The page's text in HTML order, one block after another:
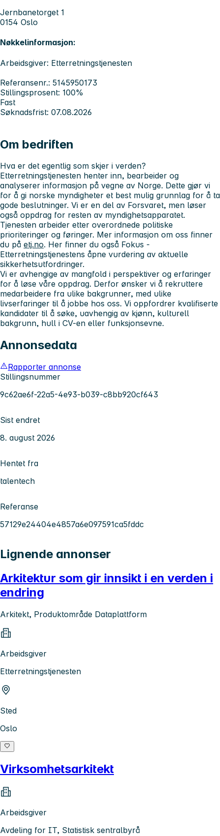
Jernbanetorget 1
0154 Oslo
Nøkkelinformasjon:
Arbeidsgiver: Etterretningstjenesten
Referansenr.: 5145950173
Stillingsprosent: 100%
Fast
Søknadsfrist: 07.08.2026
Om bedriften
Hva er det egentlig som skjer i verden?
Etterretningstjenesten henter inn, bearbeider og
analyserer informasjon på vegne av Norge. Dette gjør vi
for å gi norske myndigheter et best mulig grunnlag for å ta
gode beslutninger. Vi er en del av Forsvaret, men løser
også oppdrag for resten av myndighetsapparatet.
Tjenesten arbeider etter overordnede politiske
prioriteringer og føringer. Mer informasjon om oss finner
du på etj.no. Her finner du også Fokus -
Etterretningstjenestens åpne vurdering av aktuelle
sikkerhetsutfordringer.
Vi er avhengige av mangfold i perspektiver og erfaringer
for å løse våre oppdrag. Derfor ønsker vi å rekruttere
medarbeidere fra ulike bakgrunner, med ulike
livserfaringer til å jobbe hos oss. Vi oppfordrer kvalifiserte
kandidater til å søke, uavhengig av kjønn, kulturell
bakgrunn, hull i CV-en eller funksjonsevne.
Annonsedata
Rapporter annonse
Stillingsnummer
9c62ae6f-22a5-4e93-b039-c8bb920cf643
Sist endret
8. august 2026
Hentet fra
talentech
Referanse
57129e24404e4857a6e097591ca5fddc
Lignende annonser
Arkitektur som gir innsikt i en verden i
endring
Arkitekt, Produktområde Dataplattform
Arbeidsgiver
Etterretningstjenesten
Sted
Oslo
Virksomhetsarkitekt
Arbeidsgiver
Avdeling for IT, Statistisk sentralbyrå